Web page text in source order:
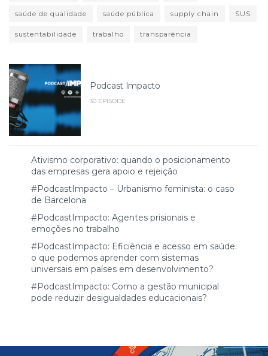
saúde de qualidade saúde pública supply chain SUS
sustentabilidade trabalho transparência
Podcast Impacto
30 EPISODE
Ativismo corporativo: quando o posicionamento
das empresas gera apoio e rejeição
#PodcastImpacto – Urbanismo feminista: o caso
de Barcelona
#PodcastImpacto: Agentes prisionais e
emoções no trabalho
#PodcastImpacto: Eficiência e acesso em saúde:
o que podemos aprender com sistemas
universais em países em desenvolvimento?
#PodcastImpacto: Como a gestão municipal
pode reduzir desigualdades educacionais?